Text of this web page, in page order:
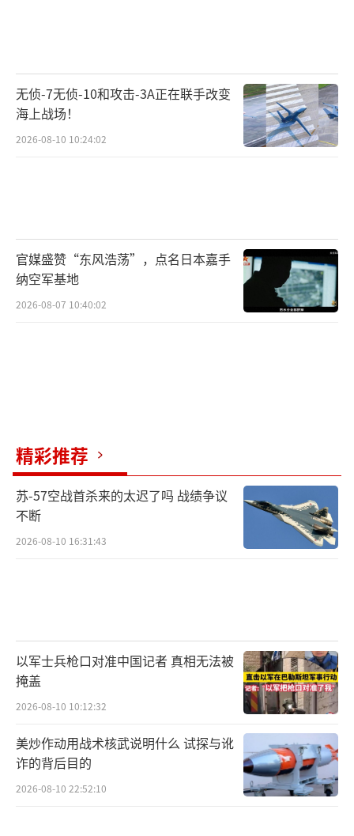
无侦-7无侦-10和攻击-3A正在联手改变
海上战场！
2026-08-10 10:24:02
官媒盛赞“东风浩荡”，点名日本嘉手
纳空军基地
2026-08-07 10:40:02
精彩推荐
苏-57空战首杀来的太迟了吗 战绩争议
不断
2026-08-10 16:31:43
以军士兵枪口对准中国记者 真相无法被
掩盖
2026-08-10 10:12:32
美炒作动用战术核武说明什么 试探与讹
诈的背后目的
2026-08-10 22:52:10